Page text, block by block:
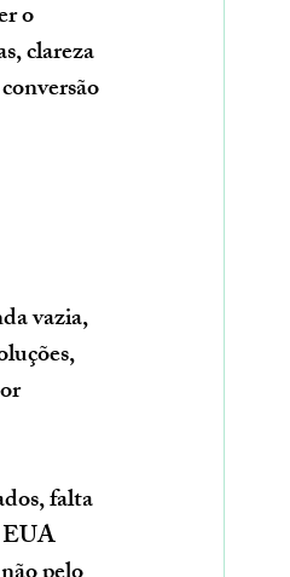
o
clareza
vazia,
falta
EUA